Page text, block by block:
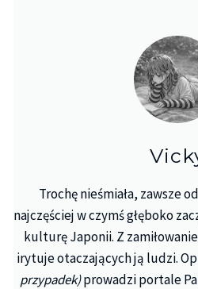
Trochę nieśmiała, zawsze
najczęściej w czymś głęboko
kulturę Japonii. Z
irytuje otaczających ją ludzi.
przypadek)prowadzi portale